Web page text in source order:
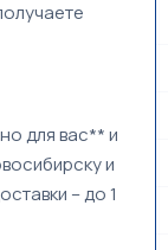
для вас** и
и
– до 1